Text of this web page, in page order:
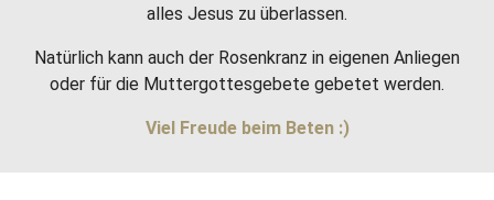
alles Jesus zu überlassen.
Natürlich kann auch der Rosenkranz in eigenen Anliegen
oder für die Muttergottesgebete gebetet werden.
Viel Freude beim Beten :)